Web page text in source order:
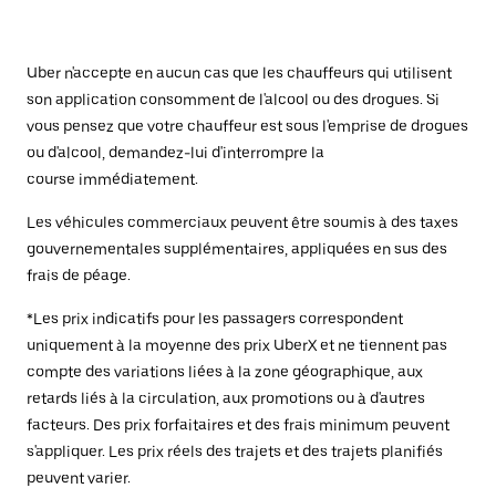
Uber n'accepte en aucun cas que les chauffeurs qui utilisent
son application consomment de l'alcool ou des drogues. Si
vous pensez que votre chauffeur est sous l'emprise de drogues
ou d'alcool, demandez-lui d'interrompre la
course immédiatement.
Les véhicules commerciaux peuvent être soumis à des taxes
gouvernementales supplémentaires, appliquées en sus des
frais de péage.
*Les prix indicatifs pour les passagers correspondent
uniquement à la moyenne des prix UberX et ne tiennent pas
compte des variations liées à la zone géographique, aux
retards liés à la circulation, aux promotions ou à d'autres
facteurs. Des prix forfaitaires et des frais minimum peuvent
s'appliquer. Les prix réels des trajets et des trajets planifiés
peuvent varier.